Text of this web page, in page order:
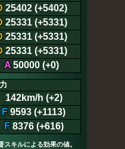
25402 (+5402)
25331 (+5331)
25331 (+5331)
25331 (+5331)
A50000 (+0)
142km/h (+2)
F 9593 (+1113)
F8376 (+616)
キルによる効果の値。